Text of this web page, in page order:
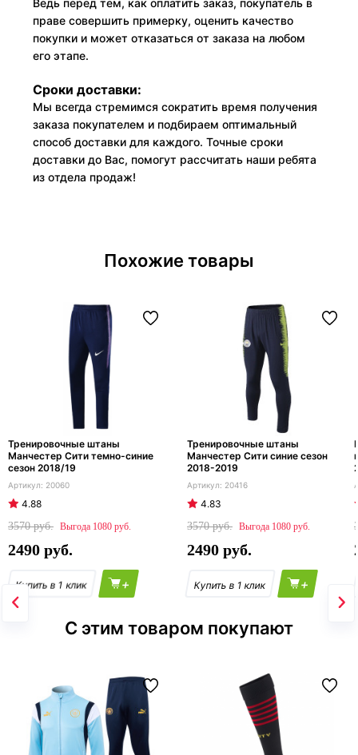
Ведь перед тем, как оплатить заказ, покупатель в
праве совершить примерку, оценить качество
покупки и может отказаться от заказа на любом
его этапе.
Сроки доставки:
Мы всегда стремимся сократить время получения
заказа покупателем и подбираем оптимальный
способ доставки для каждого. Точные сроки
доставки до Вас, помогут рассчитать наши ребята
из отдела продаж!
Похожие товары
Тренировочные штаны
Манчестер Сити темно-синие
сезон 2018/19
20060
4.88
3570
1080
2490
+
Тренировочные штаны
Манчестер Сити синие сезон
2018-2019
20416
4.83
3570
1080
2490
+
С этим товаром покупают